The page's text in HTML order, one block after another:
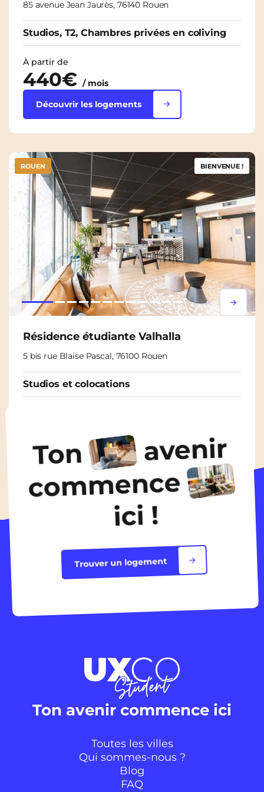
85 avenue Jean Jaurès, 76140 Rouen
Studios, T2, Chambres privées en coliving
À partir de
440€ / mois
Découvrir les logements
Lorem ipsum
Lorem
ROUEN BIENVENUE !
Résidence étudiante Valhalla
5 bis rue Blaise Pascal, 76100 Rouen
Studios et colocations
Découvrir les logements
Ton avenir
commence
ici !
Trouver un logement
Ton avenir commence ici
Toutes les villes
Qui sommes-nous ?
Blog
FAQ